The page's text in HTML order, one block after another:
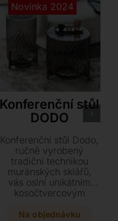
Novinka 2024
Konferenční stůl
DODO
Konferenční stůl Dodo,
ručně vyrobený
tradiční technikou
muránských sklářů,
vás oslní unikátním
kosočtvercovým
optickým efektem.
Na objednávku